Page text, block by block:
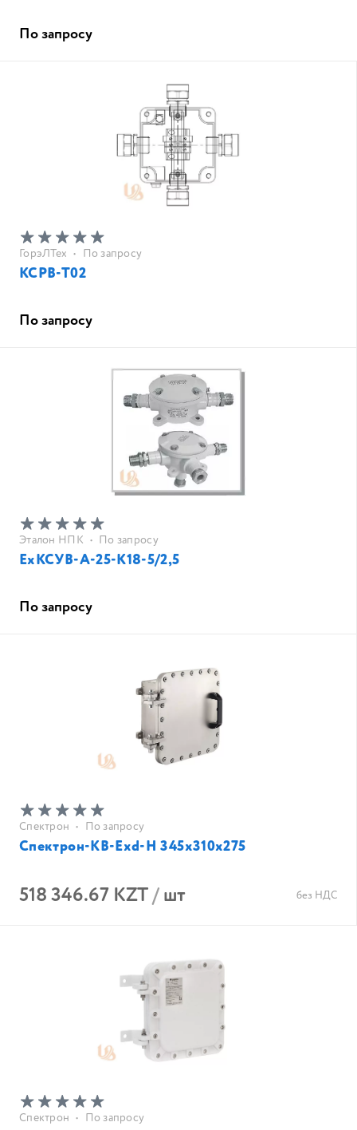
По запросу
ГорэЛТех • По запросу
КСРВ-Т02
По запросу
Эталон НПК • По запросу
ЕхКСУВ-А-25-К18-5/2,5
По запросу
Спектрон • По запросу
Спектрон-КВ-Exd-Н 345х310х275
518 346.67 KZT/шт без НДС
Спектрон • По запросу